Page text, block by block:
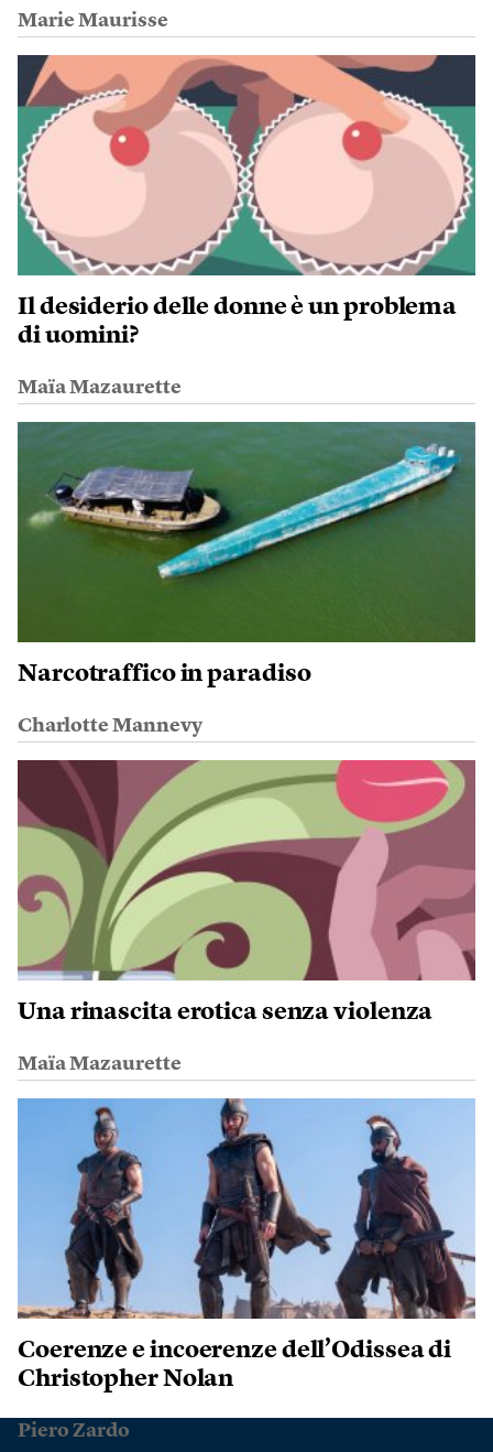
Marie Maurisse
Il desiderio delle donne è un problema
di uomini?
Maïa Mazaurette
Narcotraffico in paradiso
Charlotte Mannevy
Una rinascita erotica senza violenza
Maïa Mazaurette
Coerenze e incoerenze dell’Odissea di
Christopher Nolan
Piero Zardo